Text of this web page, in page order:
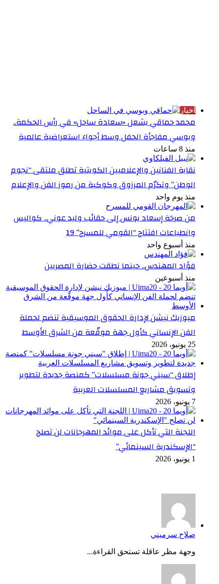
أخبار
محمد حماقي يشعل «سعادة ساحل» في رأس الحكمة..
وبوسي مفاجأة الحفل وسط أجواء استعراضية عالمية
منذ 8 ساعات
نقابة الفنانين والإعلاميين الكويتية تطلق ملتقى “نجوم
الوطن” وتكرّم المرزوق وكوكبة من رموز الفن والإعلام
منذ يوم واحد
من صرخة إسعاد يونس إلى حقائب وليد عوني.. كواليس
وانطباعات افتتاح “القومي للمسرح” 19
منذ أسبوع واحد
فؤاد المهندس.. حينما نطقت حضارة المصريين
منذ أسبوعين
ميوزيك نيشن لإدارة الحقوق الموسيقية تنضم لحملة
الفن الإنساني كأول جهة موقّعة من الشرق الأوسط
25 يونيو، 2026
إطلاق “سيني جونة مسلسلات” كمنصة جديدة لتطوير
وتسويق مشاريع المسلسلات العربية
7 يونيو، 2026
اللجنة التي تأكل على موائد المهرجانات لن تصلح
“الإسكندرية السينمائي”
1 يونيو، 2026
صلاح سرميني
وجهة مظر عاقلة تستحق القراءة...